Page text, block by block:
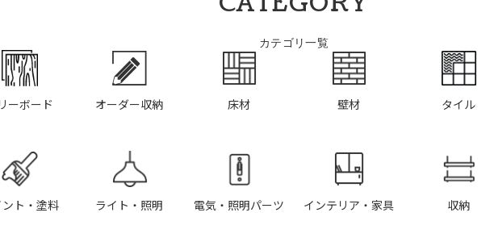
カテゴリ一覧
ーボード オーダー収納 床材 壁材 タイル
ト・塗料 ライト・照明 電気・照明パーツ インテリア・家具 収納